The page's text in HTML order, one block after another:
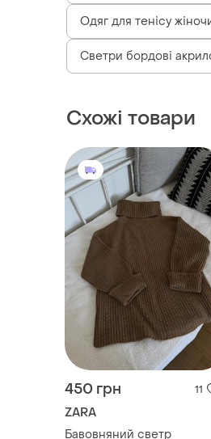
450 грн 11
ZARA
Бавовняний светр
оверсайз з коміром і
широкими рукавами
36 / S / 44 і ще 1